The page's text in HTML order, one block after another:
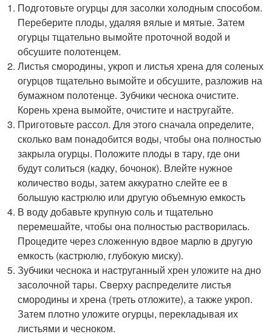
Подготовьте огурцы для засолки холодным способом.
Переберите плоды, удаляя вялые и мятые. Затем
огурцы тщательно вымойте проточной водой и
обсушите полотенцем.
Листья смородины, укроп и листья хрена для соленых
огурцов тщательно вымойте и обсушите, разложив на
бумажном полотенце. Зубчики чеснока очистите.
Корень хрена вымойте, очистите и настругайте.
Приготовьте рассол. Для этого сначала определите,
сколько вам понадобится воды, чтобы она полностью
закрыла огурцы. Положите плоды в тару, где они
будут солиться (кадку, бочонок). Влейте нужное
количество воды, затем аккуратно слейте ее в
большую кастрюлю или другую объемную емкость
В воду добавьте крупную соль и тщательно
перемешайте, чтобы она полностью растворилась.
Процедите через сложенную вдвое марлю в другую
емкость (кастрюлю, глубокую миску).
Зубчики чеснока и наструганный хрен уложите на дно
засолочной тары. Сверху распределите листья
смородины и хрена (треть отложите), а также укроп.
Затем плотно уложите огурцы, перекладывая их
листьями и чесноком.